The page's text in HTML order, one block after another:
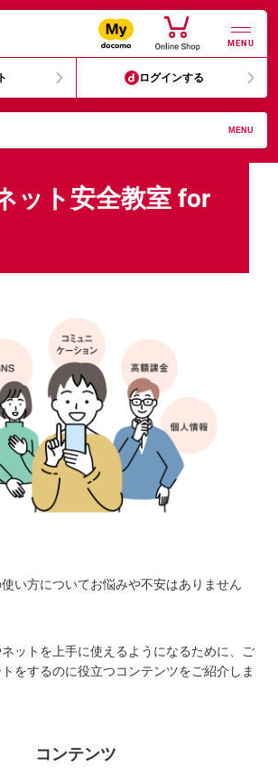
MENU
ログインする
MENU
ット安全教室 for
い方についてお悩みや不安はありません
ットを上手に使えるようになるために、ご
をするのに役立つコンテンツをご紹介しま
コンテンツ